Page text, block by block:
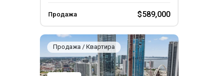
Продажа $589,000
Продажа / Квартира